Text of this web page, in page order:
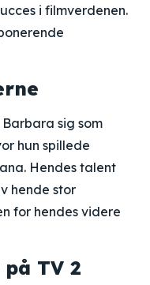
i filmverdenen.
sig som
hun spillede
Hendes talent
hende stor
for hendes videre
TV 2